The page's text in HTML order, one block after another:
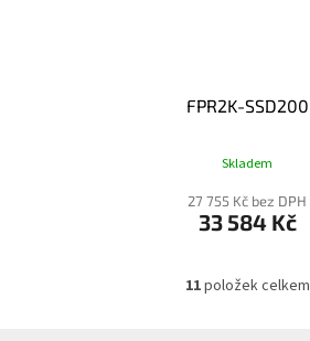
FPR2K-SSD200
Skladem
27 755 Kč bez DPH
33 584 Kč
O
11položek celkem